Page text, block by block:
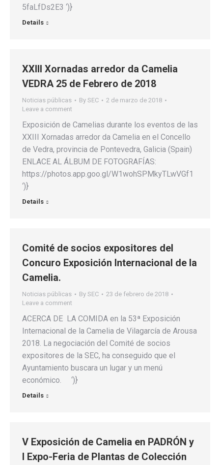
5faLfDs2E3 ‘)}
Details
XXIII Xornadas arredor da Camelia
VEDRA 25 de Febrero de 2018
Noticias públicas By SEC
2 de marzo de 2018
Leave a comment
Exposición de Camelias durante los eventos de las
XXIII Xornadas arredor da Camelia en el Concello
de Vedra, provincia de Pontevedra, Galicia (Spain)
ENLACE AL ÁLBUM DE FOTOGRAFÍAS:
https://photos.app.goo.gl/W1wohSPMkyTLwVGf1
‘)}
Details
Comité de socios expositores del
Concuro Exposición Internacional de la
Camelia.
Noticias públicas By SEC
23 de febrero de 2018
Leave a comment
ACERCA DE LA COMIDA en la 53ª Exposición
Internacional de la Camelia de Vilagarcía de Arousa
2018. La negociación del Comité de socios
expositores de la SEC, ha conseguido que el
Ayuntamiento buscara un lugar y un menú
económico. ‘)}
Details
V Exposición de Camelia en PADRÓN y
I Expo-Feria de Plantas de Colección